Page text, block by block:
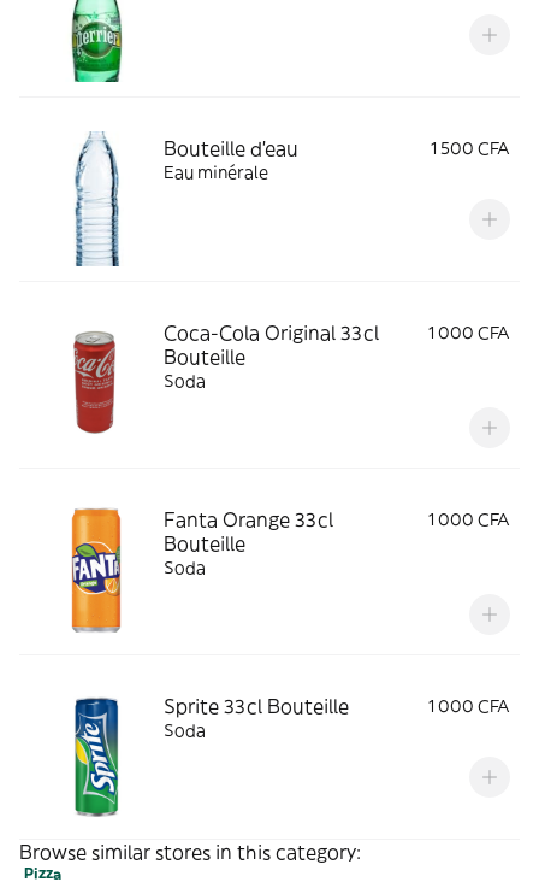
Bouteille d'eau
1 500 CFA
Eau minérale
Coca-Cola Original 33cl
Bouteille
1 000 CFA
Soda
Fanta Orange 33cl
Bouteille
1 000 CFA
Soda
Sprite 33cl Bouteille
1 000 CFA
Soda
Browse similar stores in this category:
Pizza